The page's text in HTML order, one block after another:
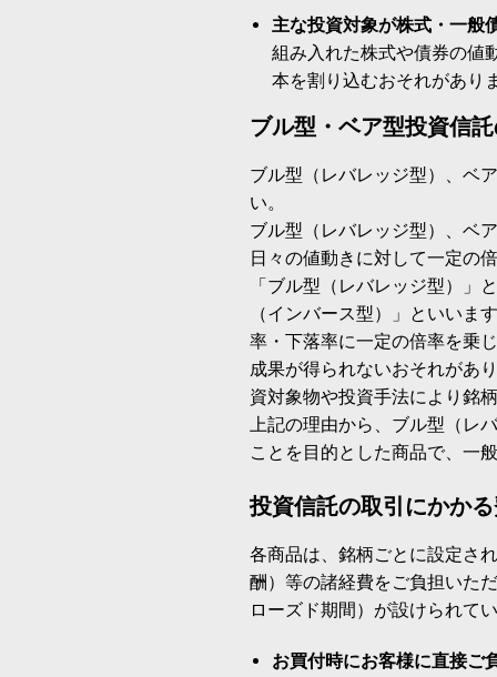
主な投資対象が株式・一般
組み入れた株式や債券の値
本を割り込むおそれがあり
ブル型・ベア型投資信
ブル型（レバレッジ型）、ベ
い。
ブル型（レバレッジ型）、ベ
日々の値動きに対して一定の
「ブル型（レバレッジ型）」
（インバース型）」といいま
率・下落率に一定の倍率を乗
成果が得られないおそれがあ
資対象物や投資手法により銘
上記の理由から、ブル型（レ
ことを目的とした商品で、一
投資信託の取引にかか
各商品は、銘柄ごとに設定さ
酬）等の諸経費をご負担いた
ローズド期間）が設けられて
お買付時にお客様に直接ご